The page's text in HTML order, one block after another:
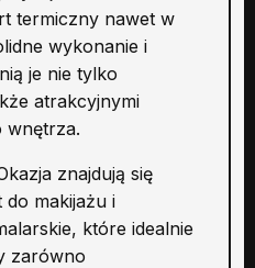
termiczny nawet w
wykonanie i
je nie tylko
atrakcyjnymi
wnętrza.
znajdują się
makijażu i
które idealnie
zarówno